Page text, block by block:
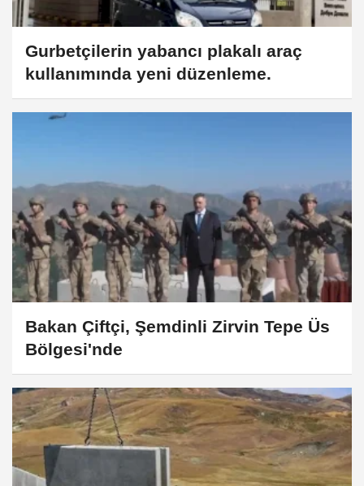
Gurbetçilerin yabancı plakalı araç
kullanımında yeni düzenleme.
Bakan Çiftçi, Şemdinli Zirvin Tepe Üs
Bölgesi'nde